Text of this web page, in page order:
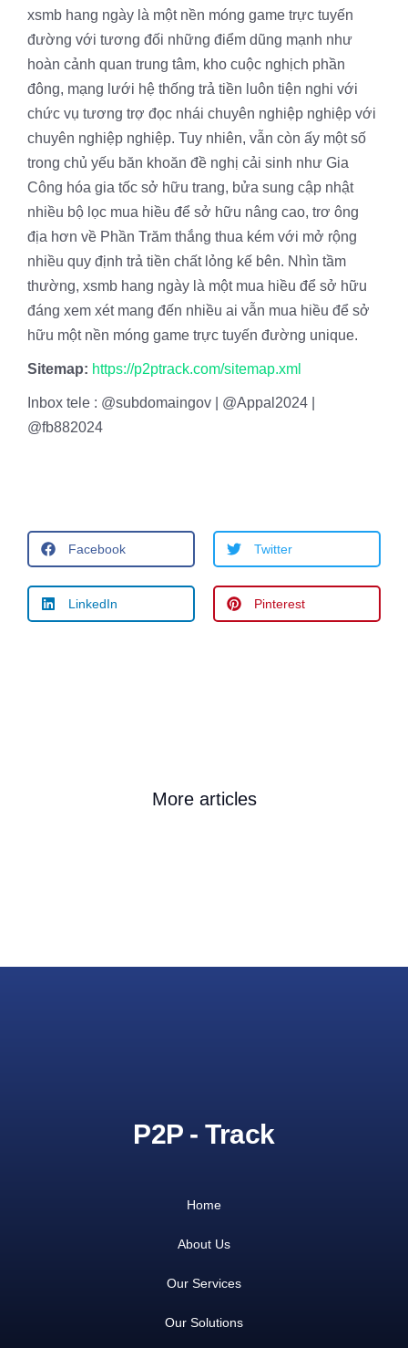
xsmb hang ngày là một nền móng game trực tuyến
đường với tương đối những điểm dũng mạnh như
hoàn cảnh quan trung tâm, kho cuộc nghịch phần
đông, mạng lưới hệ thống trả tiền luôn tiện nghi với
chức vụ tương trợ đọc nhái chuyên nghiệp nghiệp với
chuyên nghiệp nghiệp. Tuy nhiên, vẫn còn ấy một số
trong chủ yếu băn khoăn đề nghị cải sinh như Gia
Công hóa gia tốc sở hữu trang, bửa sung cập nhật
nhiều bộ lọc mua hiều để sở hữu nâng cao, trơ ông
địa hơn về Phần Trăm thắng thua kém với mở rộng
nhiều quy định trả tiền chất lỏng kế bên. Nhìn tầm
thường, xsmb hang ngày là một mua hiều để sở hữu
đáng xem xét mang đến nhiều ai vẫn mua hiều để sở
hữu một nền móng game trực tuyến đường unique.
Sitemap: https://p2ptrack.com/sitemap.xml
Inbox tele : @subdomaingov | @Appal2024 |
@fb882024
Facebook Twitter
LinkedIn Pinterest
More articles
P2P - Track
Home
About Us
Our Services
Our Solutions